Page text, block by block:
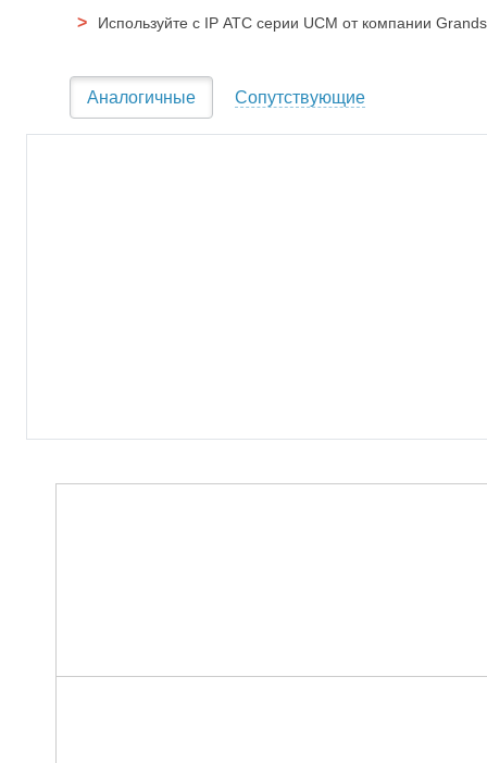
Используйте с IP АТС серии UCM от компании
Аналогичные Сопутствующие